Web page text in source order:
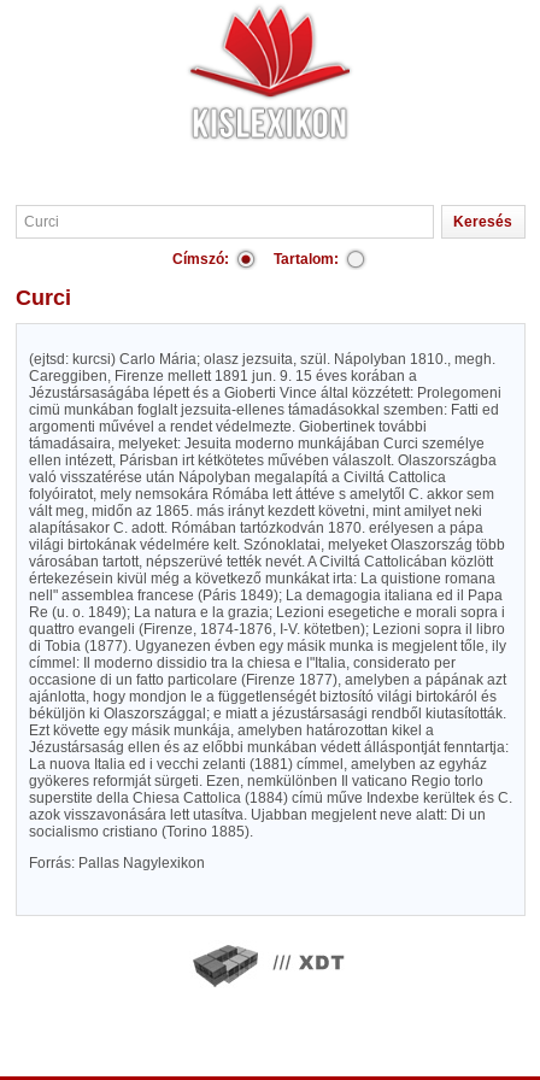
Címszó: Tartalom:
Curci
(ejtsd: kurcsi) Carlo Mária; olasz jezsuita, szül. Nápolyban 1810., megh.
Careggiben, Firenze mellett 1891 jun. 9. 15 éves korában a
Jézustársaságába lépett és a Gioberti Vince által közzétett: Prolegomeni
cimü munkában foglalt jezsuita-ellenes támadásokkal szemben: Fatti ed
argomenti művével a rendet védelmezte. Giobertinek további
támadásaira, melyeket: Jesuita moderno munkájában Curci személye
ellen intézett, Párisban irt kétkötetes művében válaszolt. Olaszországba
való visszatérése után Nápolyban megalapítá a Civiltá Cattolica
folyóiratot, mely nemsokára Rómába lett áttéve s amelytől C. akkor sem
vált meg, midőn az 1865. más irányt kezdett követni, mint amilyet neki
alapításakor C. adott. Rómában tartózkodván 1870. erélyesen a pápa
világi birtokának védelmére kelt. Szónoklatai, melyeket Olaszország több
városában tartott, népszerüvé tették nevét. A Civiltá Cattolicában közlött
értekezésein kivül még a következő munkákat irta: La quistione romana
nell" assemblea francese (Páris 1849); La demagogia italiana ed il Papa
Re (u. o. 1849); La natura e la grazia; Lezioni esegetiche e morali sopra i
quattro evangeli (Firenze, 1874-1876, I-V. kötetben); Lezioni sopra il libro
di Tobia (1877). Ugyanezen évben egy másik munka is megjelent tőle, ily
címmel: Il moderno dissidio tra la chiesa e l"Italia, considerato per
occasione di un fatto particolare (Firenze 1877), amelyben a pápának azt
ajánlotta, hogy mondjon le a függetlenségét biztosító világi birtokáról és
béküljön ki Olaszországgal; e miatt a jézustársasági rendből kiutasították.
Ezt követte egy másik munkája, amelyben határozottan kikel a
Jézustársaság ellen és az előbbi munkában védett álláspontját fenntartja:
La nuova Italia ed i vecchi zelanti (1881) címmel, amelyben az egyház
gyökeres reformját sürgeti. Ezen, nemkülönben Il vaticano Regio torlo
superstite della Chiesa Cattolica (1884) címü műve Indexbe kerültek és C.
azok visszavonására lett utasítva. Ujabban megjelent neve alatt: Di un
socialismo cristiano (Torino 1885).
Forrás: Pallas Nagylexikon